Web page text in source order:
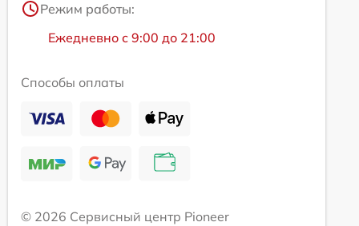
Режим работы:
Ежедневно с 9:00 до 21:00
Способы оплаты
© 2026 Сервисный центр Pioneer